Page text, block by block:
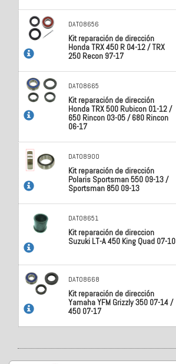
DAT08656
Kit reparación de dirección
Honda TRX 450 R 04-12 / TRX
250 Recon 97-17
DAT08665
Kit reparación de dirección
Honda TRX 500 Rubicon 01-12 /
650 Rincon 03-05 / 680 Rincon
06-17
DAT08900
Kit reparación de dirección
Polaris Sportsman 550 09-13 /
Sportsman 850 09-13
DAT08651
Kit reparación de direccion
Suzuki LT-A 450 King Quad 07-10
DAT08668
Kit reparación de dirección
Yamaha YFM Grizzly 350 07-14 /
450 07-17